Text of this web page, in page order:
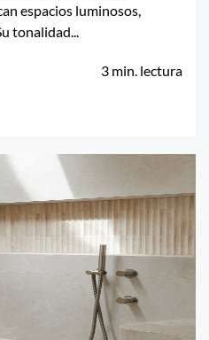
espacios luminosos,
tonalidad...
3 min. lectura